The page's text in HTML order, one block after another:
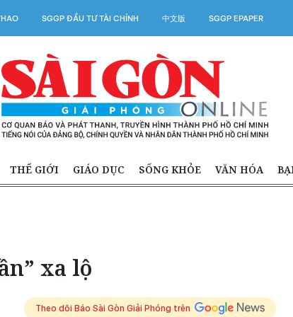
SGGP ĐẦU TƯ TÀI CHÍNH 中文版 SGGP EPAPER
THẾ GIỚI GIÁO DỤC SỐNG KHỎE VĂN HÓA
xa lộ
Theo dõi Báo Sài Gòn Giải Phóng trên